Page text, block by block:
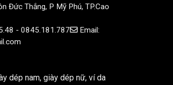
Đức Thắng, P Mỹ Phú, TP.Cao
- 0845.181.787
Email:
dép nam, giày dép nữ, ví da